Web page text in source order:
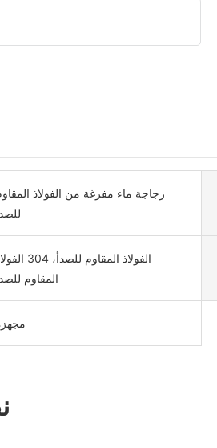
زجاجة ماء مفرغة من الفولاذ
الفولاذ المقاوم للصدأ، 304
المقاوم